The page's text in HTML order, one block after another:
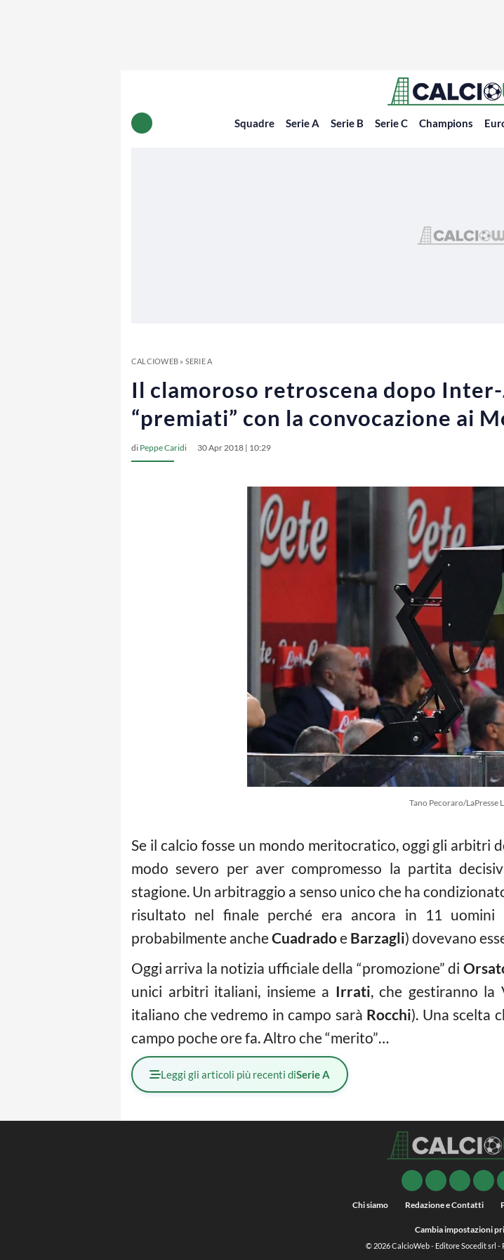
Squadre Serie A Serie B Serie C Champions
CALCIOWEB» SERIE A
Il clamoroso retroscena dopo
“premiati” con la convocazione ai
di Peppe Caridi 30 Apr 2018 | 10:29
Tano Pecoraro/LaPresse
Se il calcio fosse un mondo meritocratico, oggi gli arbitri
modo severo per aver compromesso la partita
stagione. Un arbitraggio a senso unico che ha
risultato nel finale perché era ancora in 11 uomini
probabilmente ancheCuadradoe Barzagli) dovevano
Oggi arriva la notizia ufficiale della “promozione” di
unici arbitri italiani, insieme a Irrati, che gestiranno la
italiano che vedremo in campo sarà Rocchi). Una scelta
campo poche ore fa. Altro che “merito”…
Leggi gli articoli più recenti diSerie A
Chi siamo Redazione e Contatti
Cambia impostazioni
© 2026CalcioWeb- Editore Socedit srl -